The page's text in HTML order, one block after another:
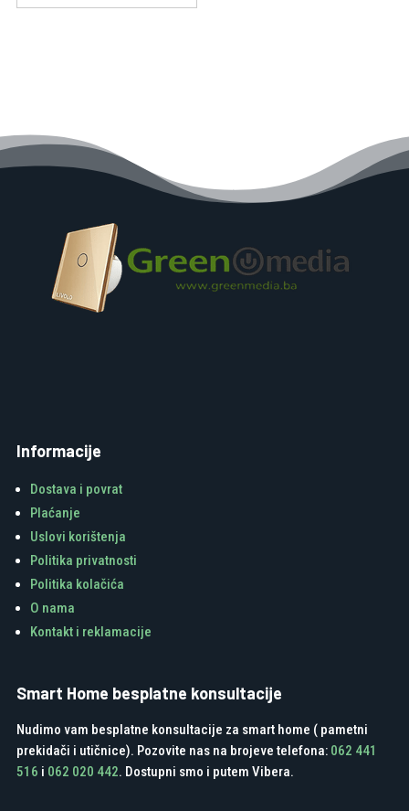
Informacije
Dostava i povrat
Plaćanje
Uslovi korištenja
Politika privatnosti
Politika kolačića
O nama
Kontakt i reklamacije
Smart Home besplatne konsultacije
Nudimo vam besplatne konsultacije za smart home ( pametni
prekidači i utičnice). Pozovite nas na brojeve telefona: 062 441
516 i 062 020 442. Dostupni smo i putem Vibera.